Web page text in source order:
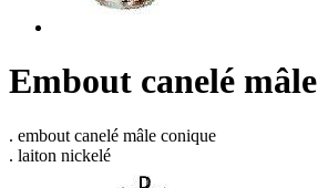
Embout canelé mâle
. embout canelé mâle conique
. laiton nickelé